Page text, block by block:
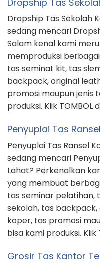
Dropship Tas Sekolah
sedang mencari
Salam kenal kami
memproduksi
tas seminat kit, tas
backpack, original
promosi maupun jenis
produksi. Klik TOMBOL
Penyuplai Tas
Penyuplai Tas Ransel
sedang mencari
Lahat? Perkenalkan
yang membuat
tas seminar pelatihan,
sekolah, tas
koper, tas promosi
bisa kami produksi. Klik
Grosir Tas Kantor